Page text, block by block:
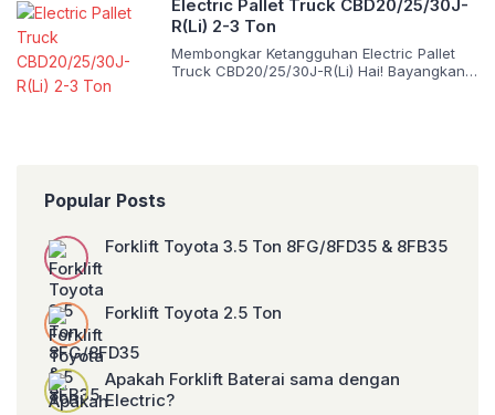
Electric Pallet Truck CBD20/25/30J-
R(Li) 2-3 Ton
Membongkar Ketangguhan Electric Pallet
Truck CBD20/25/30J-R(Li) Hai! Bayangkan
tetap stabil. Hari ini, saya […]
Popular Posts
Forklift Toyota 3.5 Ton 8FG/8FD35 & 8FB35
Forklift Toyota 2.5 Ton
Apakah Forklift Baterai sama dengan
Electric?